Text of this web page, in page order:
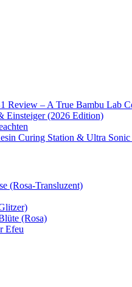
Review – A True Bambu Lab
Einsteiger (2026 Edition)
Curing Station & Ultra Sonic
(Rosa-Transluzent)
(Rosa)
Efeu